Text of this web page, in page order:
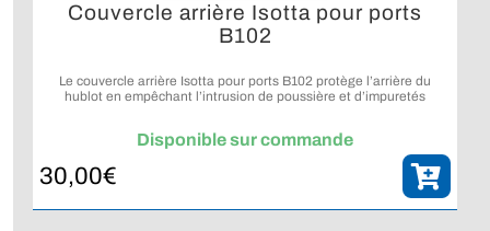
Couvercle arrière Isotta pour ports
B102
Le couvercle arrière Isotta pour ports B102 protège l’arrière du
hublot en empêchant l’intrusion de poussière et d’impuretés
Disponible sur commande
30,00€